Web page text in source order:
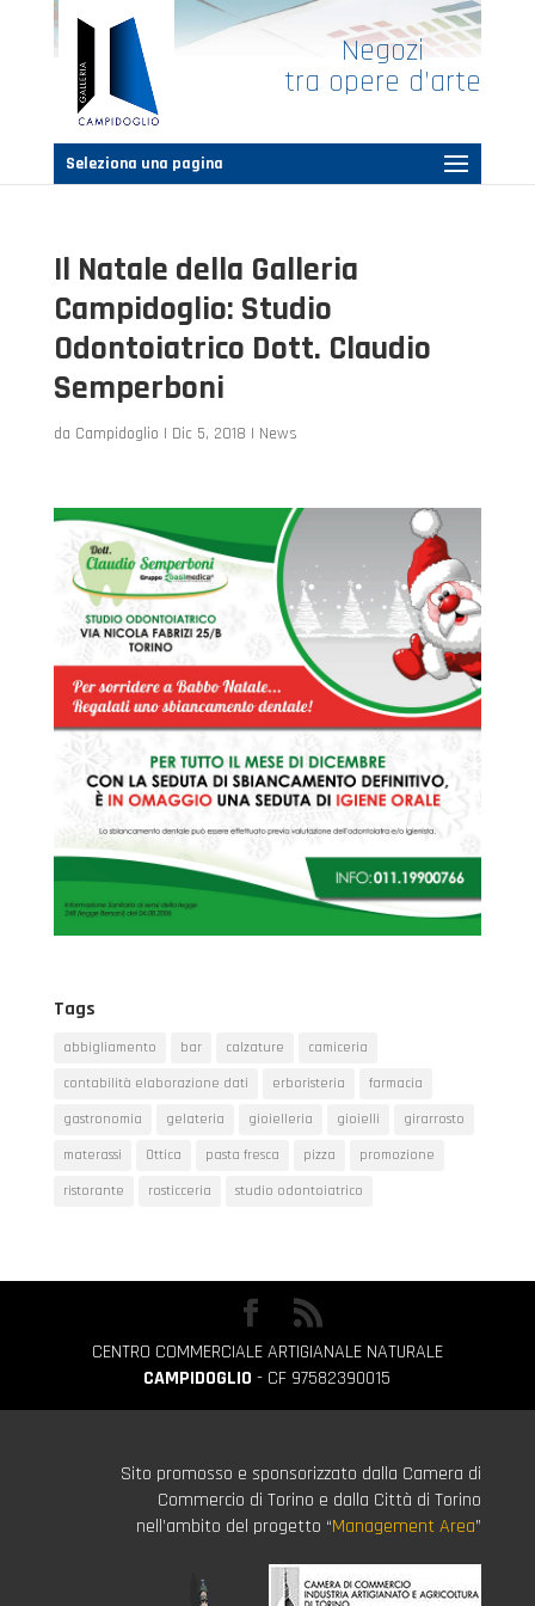
Negozi
tra opere d’arte
Seleziona una pagina
Il Natale della Galleria
Campidoglio: Studio
Odontoiatrico Dott. Claudio
Semperboni
da Campidoglio | Dic 5, 2018 | News
Tags
abbigliamento bar calzature
camiceria
contabilità elaborazione dati
erboristeria
farmacia
gastronomia
gelateria gioielleria gioielli
girarrosto
materassi
Ottica pasta fresca pizza
promozione
ristorante
rosticceria studio odontoiatrico
CENTRO COMMERCIALE ARTIGIANALE NATURALE
CAMPIDOGLIO - CF 97582390015
Sito promosso e sponsorizzato dalla Camera di
Commercio di Torino e dalla Città di Torino
nell’ambito del progetto “Management Area”